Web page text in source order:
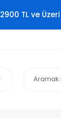
2900 TL ve